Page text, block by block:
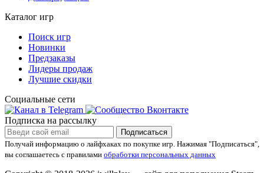
Каталог игр
Поиск игр
Новинки
Предзаказы
Лидеры продаж
Лучшие скидки
Социальные сети
Подписка на рассылку
Подписаться
Получай информацию о лайфхаках по покупке игр. Нажимая "Подписаться",
вы соглашаетесь с правилами обработки персональных данных